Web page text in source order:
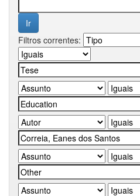
Filtros correntes: